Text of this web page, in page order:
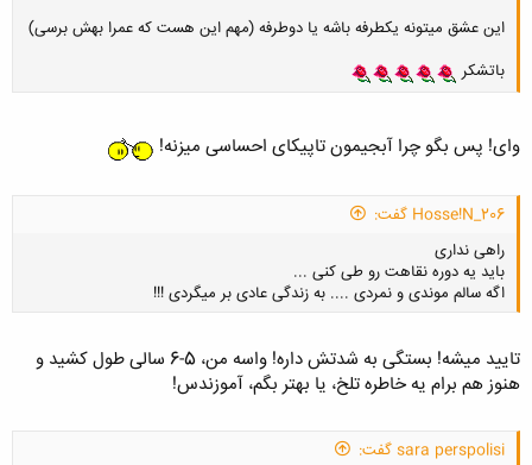
این عشق میتونه یکطرفه باشه یا دوطرفه (مهم این هست که عمرا بهش برسی)
باتشکر
وای! پس بگو چرا آبجیمون تاپیکای احساسی میزنه!
Hosse!N_206 گفت:
راهی نداری
باید یه دوره نقاهت رو طی کنی ...
اگه سالم موندی و نمردی .... به زندگی عادی بر میگردی !!!
تایید میشه! بستگی به شدتش داره! واسه من، 5-6 سالی طول کشید و
هنوز هم برام یه خاطره تلخ، یا بهتر بگم، آموزندس!
sara perspolisi گفت: